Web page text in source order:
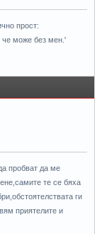
прост:
че може без мен.'
пробват да ме
те се бяха
ги
приятелите и